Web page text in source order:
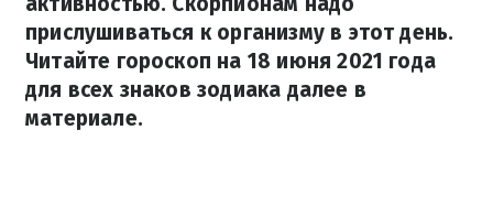
прислушиваться к организму в этот день.
Читайте гороскоп на 18 июня 2021 года
для всех знаков зодиака далее в
материале.